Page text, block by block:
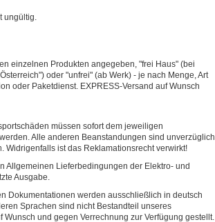
ungültig.
einzelnen Produkten angegeben, "frei Haus" (bei
oder "unfrei" (ab Werk) - je nach Menge, Art
oder Paketdienst. EXPRESS-Versand auf Wunsch
müssen sofort dem jeweiligen
Alle anderen Beanstandungen sind unverzüglich
Widrigenfalls ist das Reklamationsrecht verwirkt!
Allgemeinen Lieferbedingungen der Elektro- und
Ausgabe.
Dokumentationen werden ausschließlich in deutsch
Sprachen sind nicht Bestandteil unseres
Wunsch und gegen Verrechnung zur Verfügung gestellt.